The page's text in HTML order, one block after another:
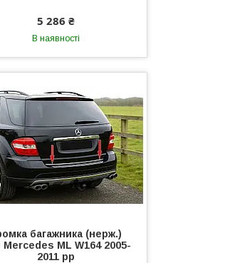
5 286 ₴
В наявності
багажника (нерж.)
ML W164 2005-
2011 рр